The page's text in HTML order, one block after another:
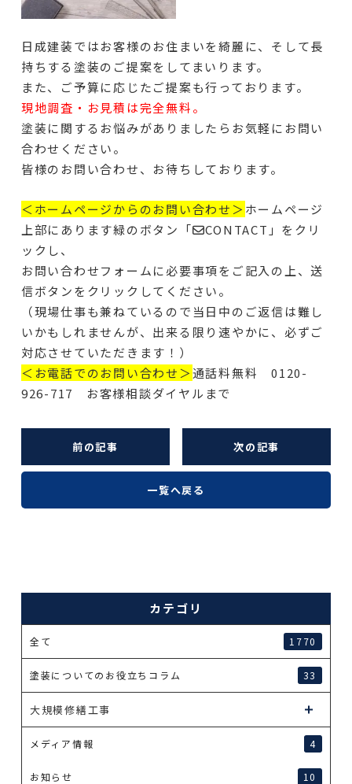
日成建装ではお客様のお住まいを綺麗に、そして長
持ちする塗装のご提案をしてまいります。
また、ご予算に応じたご提案も行っております。
現地調査・お見積は完全無料。
塗装に関するお悩みがありましたらお気軽にお問い
合わせください。
皆様のお問い合わせ、お待ちしております。
＜ホームページからのお問い合わせ＞ホームページ
上部にあります緑のボタン「✉CONTACT」をクリ
ックし、
お問い合わせフォームに必要事項をご記入の上、送
信ボタンをクリックしてください。
（現場仕事も兼ねているので当日中のご返信は難し
いかもしれませんが、出来る限り速やかに、必ずご
対応させていただきます！）
＜お電話でのお問い合わせ＞通話料無料 0120-
926-717 お客様相談ダイヤルまで
前の記事 次の記事
一覧へ戻る
カテゴリ
全て 1770
塗装についてのお役立ちコラム 33
大規模修繕工事
メディア情報 4
お知らせ 10